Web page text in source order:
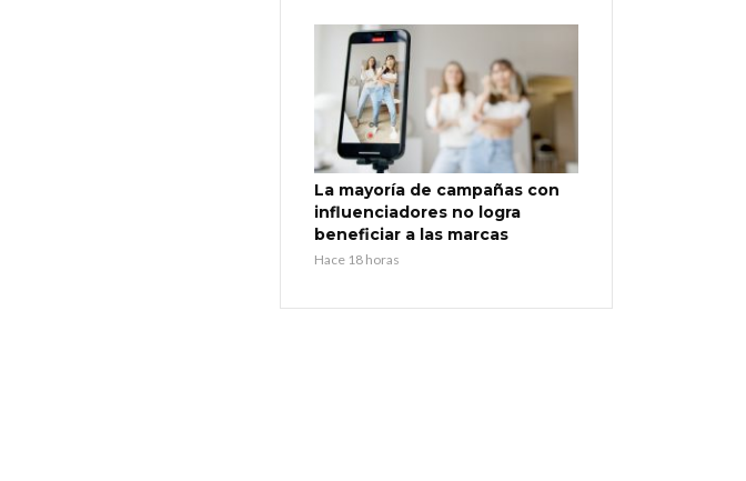
La mayoría de campañas con
influenciadores no logra
beneficiar a las marcas
Hace 18 horas